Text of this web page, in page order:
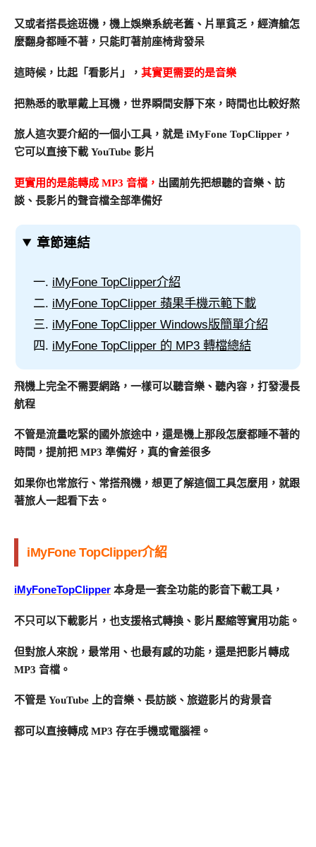
又或者搭長途班機，機上娛樂系統老舊、片單貧乏，經濟艙怎
麼翻身都睡不著，只能盯著前座椅背發呆
這時候，比起「看影片」， 其實更需要的是音樂
把熟悉的歌單戴上耳機，世界瞬間安靜下來，時間也比較好熬
旅人這次要介紹的一個小工具，就是 iMyFone TopClipper，
它可以直接下載 YouTube 影片
更實用的是能轉成 MP3 音檔， 出國前先把想聽的音樂、訪
談、長影片的聲音檔全部準備好
章節連結
iMyFone TopClipper介紹
iMyFone TopClipper 蘋果手機示範下載
iMyFone TopClipper Windows版簡單介紹
iMyFone TopClipper 的 MP3 轉檔總結
飛機上完全不需要網路，一樣可以聽音樂、聽內容，打發漫長
航程
不管是流量吃緊的國外旅途中，還是機上那段怎麼都睡不著的
時間，提前把 MP3 準備好，真的會差很多
如果你也常旅行、常搭飛機，想更了解這個工具怎麼用，就跟
著旅人一起看下去。
iMyFone TopClipper介紹
iMyFoneTopClipper 本身是一套全功能的影音下載工具，
不只可以下載影片，也支援格式轉換、影片壓縮等實用功能。
但對旅人來說，最常用、也最有感的功能，還是把影片轉成
MP3 音檔。
不管是 YouTube 上的音樂、長訪談、旅遊影片的背景音
都可以直接轉成 MP3 存在手機或電腦裡。